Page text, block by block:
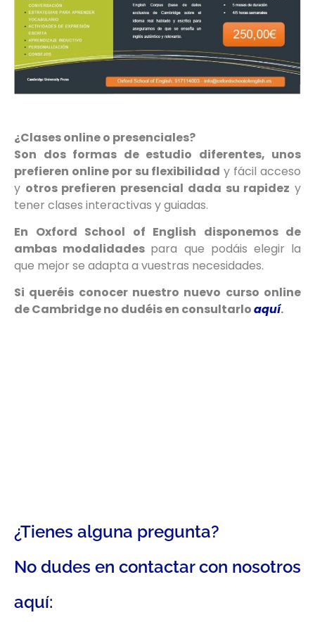
¿Clases online o presenciales?
Son dos formas de estudio diferentes, unos
prefieren online por su flexibilidad y fácil acceso
y otros prefieren presencial dada su rapidez y
tener clases interactivas y guiadas.
En Oxford School of English disponemos de
ambas modalidades para que podáis elegir la
que mejor se adapta a vuestras necesidades.
Si queréis conocer nuestro nuevo curso online
de Cambridge no dudéis en consultarloaquí.
¿Tienes alguna pregunta?
No dudes en contactar con nosotros
aquí: